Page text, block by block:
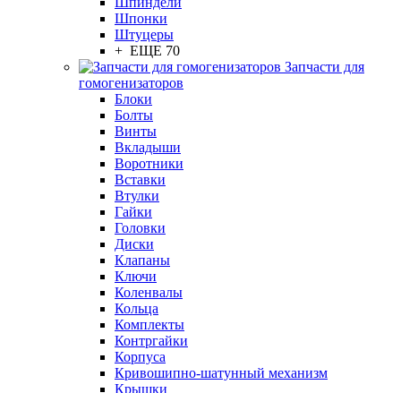
Шпонки
Штуцеры
+ ЕЩЕ 70
Запчасти для
гомогенизаторов
Блоки
Болты
Винты
Вкладыши
Воротники
Вставки
Втулки
Гайки
Головки
Диски
Клапаны
Ключи
Коленвалы
Кольца
Комплекты
Контргайки
Корпуса
Кривошипно-шатунный механизм
Крышки